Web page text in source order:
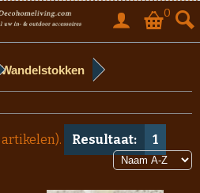
0
Wandelstokken
artikelen). Resultaat: 1